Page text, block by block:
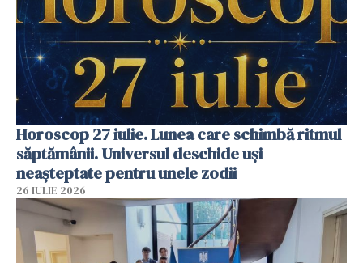
Horoscop 27 iulie. Lunea care schimbă ritmul
săptămânii. Universul deschide uși
neașteptate pentru unele zodii
26 IULIE 2026